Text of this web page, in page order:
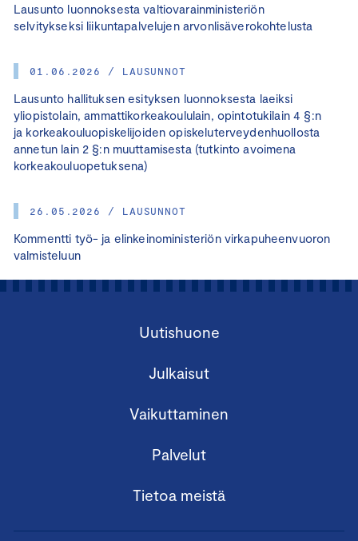
Lausunto luonnoksesta valtiovarainministeriön
selvitykseksi liikuntapalvelujen arvonlisäverokohtelusta
01.06.2026 / LAUSUNNOT
Lausunto hallituksen esityksen luonnoksesta laeiksi
yliopistolain, ammattikorkeakoululain, opintotukilain 4 §:n
ja korkeakouluopiskelijoiden opiskeluterveydenhuollosta
annetun lain 2 §:n muuttamisesta (tutkinto avoimena
korkeakouluopetuksena)
26.05.2026 / LAUSUNNOT
Kommentti työ- ja elinkeinoministeriön virkapuheenvuoron
valmisteluun
Uutishuone
Julkaisut
Vaikuttaminen
Palvelut
Tietoa meistä